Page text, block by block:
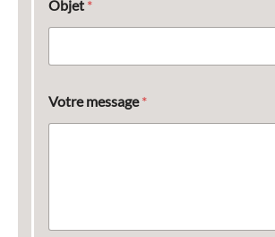
Objet *
Votre message*